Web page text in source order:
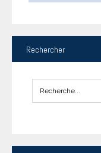
Rechercher